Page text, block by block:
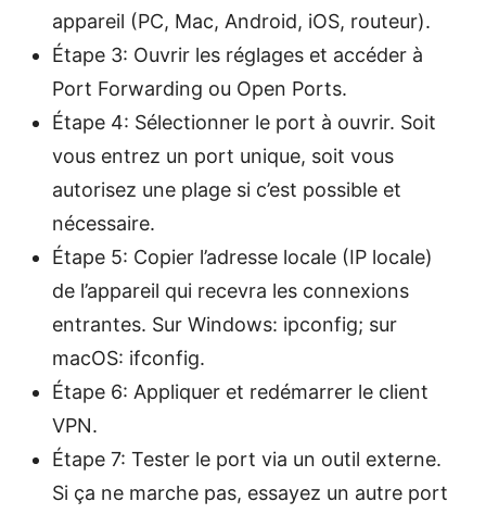
appareil (PC, Mac, Android, iOS, routeur).
Étape 3: Ouvrir les réglages et accéder à
Port Forwarding ou Open Ports.
Étape 4: Sélectionner le port à ouvrir. Soit
vous entrez un port unique, soit vous
autorisez une plage si c’est possible et
nécessaire.
Étape 5: Copier l’adresse locale (IP locale)
de l’appareil qui recevra les connexions
entrantes. Sur Windows: ipconfig; sur
macOS: ifconfig.
Étape 6: Appliquer et redémarrer le client
VPN.
Étape 7: Tester le port via un outil externe.
Si ça ne marche pas, essayez un autre port